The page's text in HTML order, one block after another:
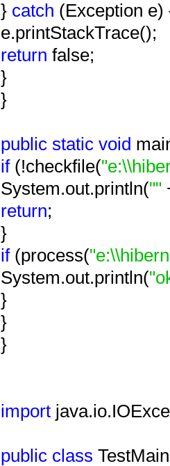
} catch (Exception e)
e.printStackTrace();
return false;
}
}
public static void
if(!checkfile(
System.out.println(""
return;
}
if(process(
System.out.println(
}
}
}
import
public class